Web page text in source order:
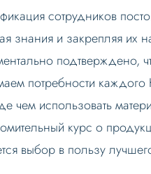
сотрудников
знания и закрепляя их
подтверждено,
потребности каждого
чем использовать
курс о
выбор в пользу